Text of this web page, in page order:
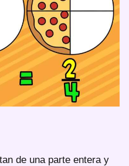
de una parte entera y